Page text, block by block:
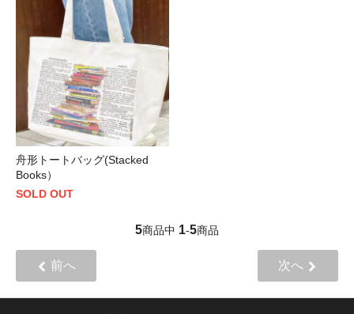
舟形トートバッグ(Stacked
Books）
SOLD OUT
5商品中 1-5商品
前へ 次へ